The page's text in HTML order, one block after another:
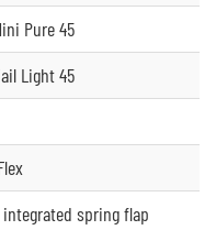
Pure 45
Light 45
integrated spring flap